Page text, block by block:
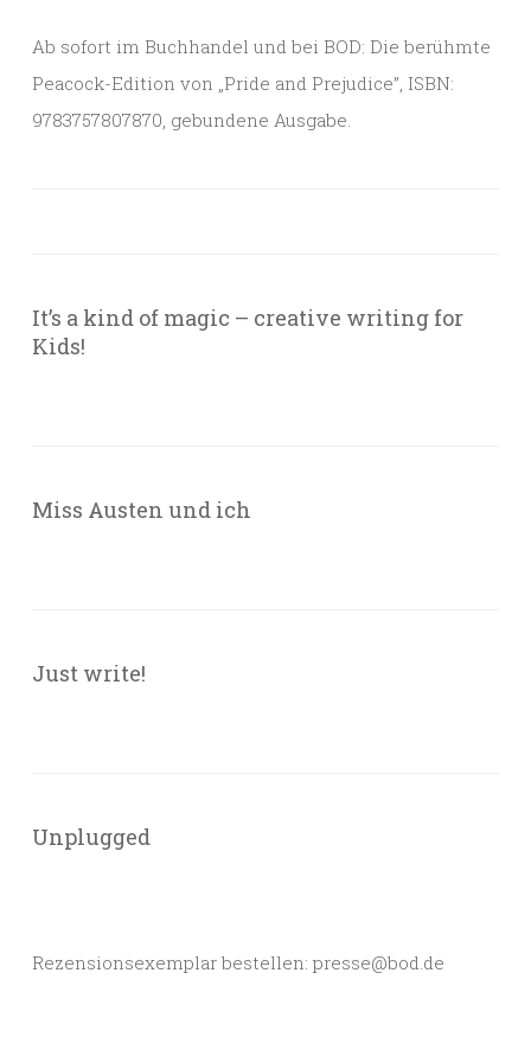
Ab sofort im Buchhandel und bei BOD: Die berühmte
Peacock-Edition von „Pride and Prejudice”, ISBN:
9783757807870, gebundene Ausgabe.
It’s a kind of magic – creative writing for
Kids!
Miss Austen und ich
Just write!
Unplugged
Rezensionsexemplar bestellen: presse@bod.de